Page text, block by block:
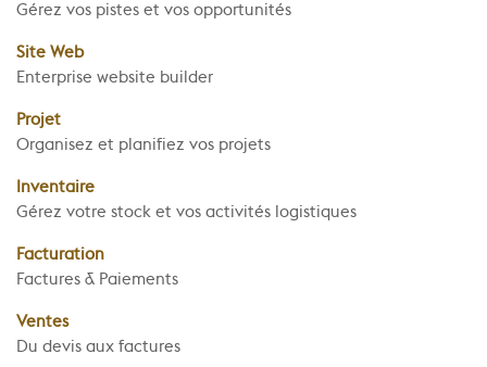
Gérez vos pistes et vos opportunités
Site Web
Enterprise website builder
Projet
Organisez et planifiez vos projets
Inventaire
Gérez votre stock et vos activités logistiques
Facturation
Factures & Paiements
Ventes
Du devis aux factures